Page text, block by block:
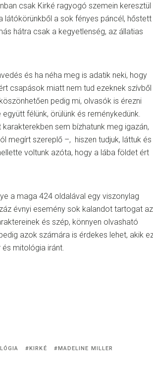
csak Kirké ragyogó szemein keresztül
látókörünkből a sok fényes páncél, hőstett
hátra csak a kegyetlenség, az állatias
és ha néha meg is adatik neki, hogy
csapások miatt nem tud ezeknek szívből
pedig mi, olvasók is érezni
félünk, örülünk és reménykedünk.
sem bízhatunk meg igazán,
megírt szereplő –, hiszen tudjuk, láttuk és
voltunk azóta, hogy a lába földet ért
a maga 424 oldalával egy viszonylag
évnyi esemény sok kalandot tartogat az
és szép, könnyen olvasható
azok számára is érdekes lehet, akik
mitológia iránt.
KIRKÉ MADELINE MILLER